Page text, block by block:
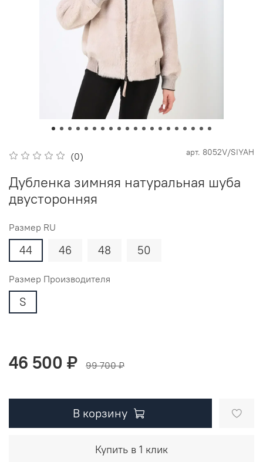
(0) арт. 8052V/SIYAH
Дубленка зимняя натуральная шуба
двусторонняя
Размер RU
44 46 48 50
Размер Производителя
S
46 500 ₽ 99 700 ₽
В корзину
Купить в 1 клик